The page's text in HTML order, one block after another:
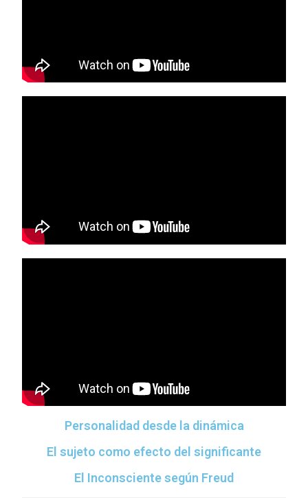
Personalidad desde la dinámica
El sujeto como efecto del significante
El Inconsciente según Freud